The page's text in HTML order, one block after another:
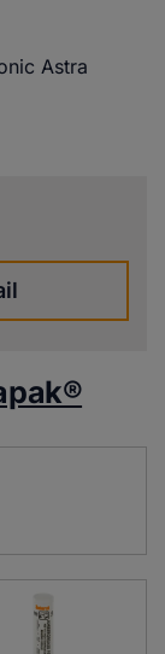
Astra